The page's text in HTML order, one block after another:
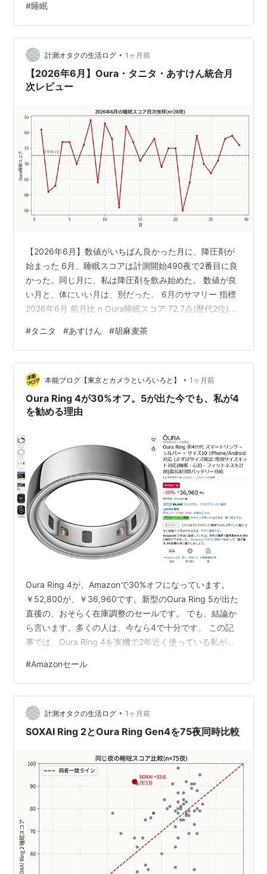
言葉はあっても極寒夜という言葉は聞かない。 Oura
Ringの490夜分の睡眠スコアを月別に並べたら、その40
年が音を立てて崩れた。 月間ランキング:上位4つが全部
6〜9月 計測できた夜がn=20未満の月は除外して、17ヶ
月をスコア順に並べる。 順位 月 平均スコア n(夜) 1位
2025…
#睡眠
計測オタクの生活ログ • 1ヶ月前
【2026年6月】Oura・タニタ・あすけん統合月
次レビュー
【2026年6月】数値がいちばん良かった月に、降圧剤が
始まった 6月、睡眠スコアは計測開始490夜で2番目に良
かった。同じ月に、私は降圧剤を飲み始めた。 数値が良
い月と、体にいい月は、別だった。 6月のサマリー 指標
2026年6月 前月比 n Oura睡眠スコア 72.7点(歴代2位)
カロリー(あすけん) 1,990kcal/日 +28kcal 30日 あすけ
ん健康度スコア 70.9点 +8.3点 30日 歩数(Apple Watch)
4,814歩/日 ▲503歩 30日 Oura平均HRV 30.8ms ▲…
#タニタ #あすけん #胡麻麦茶
本能ブログ【東京とカメラといろいろと】 • 1ヶ月前
Oura Ring 4が30%オフ。5が出た今でも、私が4
を勧める理由
Oura Ring 4が、Amazonで30%オフになっています。
￥52,800が、￥36,960です。新型のOura Ring 5が出た
直後の、おそらく在庫調整のセールです。 でも、結論か
ら言います。多くの人は、今なら4で十分です。 この記
事では、Oura Ring 4を実機で2年近く使っている私が、5
いないのか」を正直に整理します。ついでに「それでも5
を買うべき人」も隠さず書きます。なお、私はOura Ring
5を持っていません。ですので、5に関する記述はすべて
公式スペックと発表情報がベースです。そこだけ先にお
伝えしておきます。 まず結論…
#Amazonセール
計測オタクの生活ログ • 1ヶ月前
SOXAI Ring 2とOura Ring Gen4を75夜同時比較